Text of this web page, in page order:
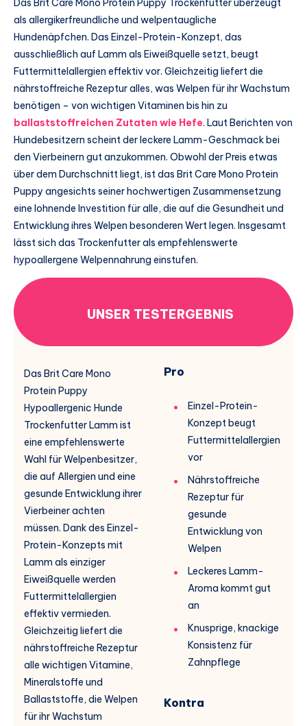
Das Brit Care Mono Protein Puppy Trockenfutter überzeugt
als allergikerfreundliche und welpentaugliche
Hundenäpfchen. Das Einzel-Protein-Konzept, das
ausschließlich auf Lamm als Eiweißquelle setzt, beugt
Futtermittelallergien effektiv vor. Gleichzeitig liefert die
nährstoffreiche Rezeptur alles, was Welpen für ihr Wachstum
benötigen – von wichtigen Vitaminen bis hin zu
ballaststoffreichen Zutaten wie Hefe. Laut Berichten von
Hundebesitzern scheint der leckere Lamm-Geschmack bei
den Vierbeinern gut anzukommen. Obwohl der Preis etwas
über dem Durchschnitt liegt, ist das Brit Care Mono Protein
Puppy angesichts seiner hochwertigen Zusammensetzung
eine lohnende Investition für alle, die auf die Gesundheit und
Entwicklung ihres Welpen besonderen Wert legen. Insgesamt
lässt sich das Trockenfutter als empfehlenswerte
hypoallergene Welpennahrung einstufen.
UNSER TESTERGEBNIS
Das Brit Care Mono
Protein Puppy
Hypoallergenic Hunde
Trockenfutter Lamm ist
eine empfehlenswerte
Wahl für Welpenbesitzer,
die auf Allergien und eine
gesunde Entwicklung ihrer
Vierbeiner achten
müssen. Dank des Einzel-
Protein-Konzepts mit
Lamm als einziger
Eiweißquelle werden
Futtermittelallergien
effektiv vermieden.
Gleichzeitig liefert die
nährstoffreiche Rezeptur
alle wichtigen Vitamine,
Mineralstoffe und
Ballaststoffe, die Welpen
für ihr Wachstum
Pro
Einzel-Protein-
Konzept beugt
Futtermittelallergien
vor
Nährstoffreiche
Rezeptur für
gesunde
Entwicklung von
Welpen
Leckeres Lamm-
Aroma kommt gut
an
Knusprige, knackige
Konsistenz für
Zahnpflege
Kontra